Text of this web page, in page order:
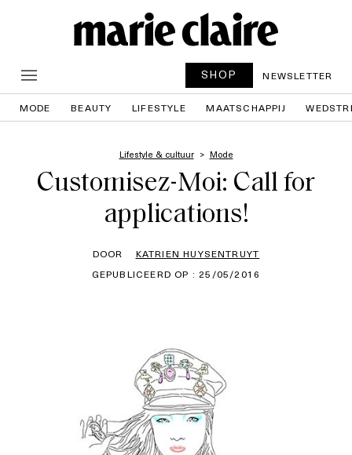
SHOP NEWSLETTER
MODE BEAUTY LIFESTYLE MAATSCHAPPIJ
Lifestyle & cultuur Mode
Customisez-Moi: Call for
applications!
DOOR
KATRIEN HUYSENTRUYT
GEPUBLICEERD OP : 25/05/2016